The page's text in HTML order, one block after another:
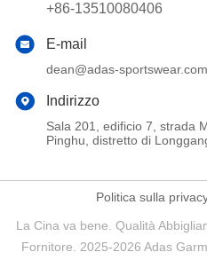
+86-13510080406
E-mail
dean@adas-sportswear.com
Indirizzo
Sala 201, edificio 7, strada
Pinghu, distretto di
Politica sulla
La Cina va bene. Qualità
Fornitore. 2025-2026 Adas